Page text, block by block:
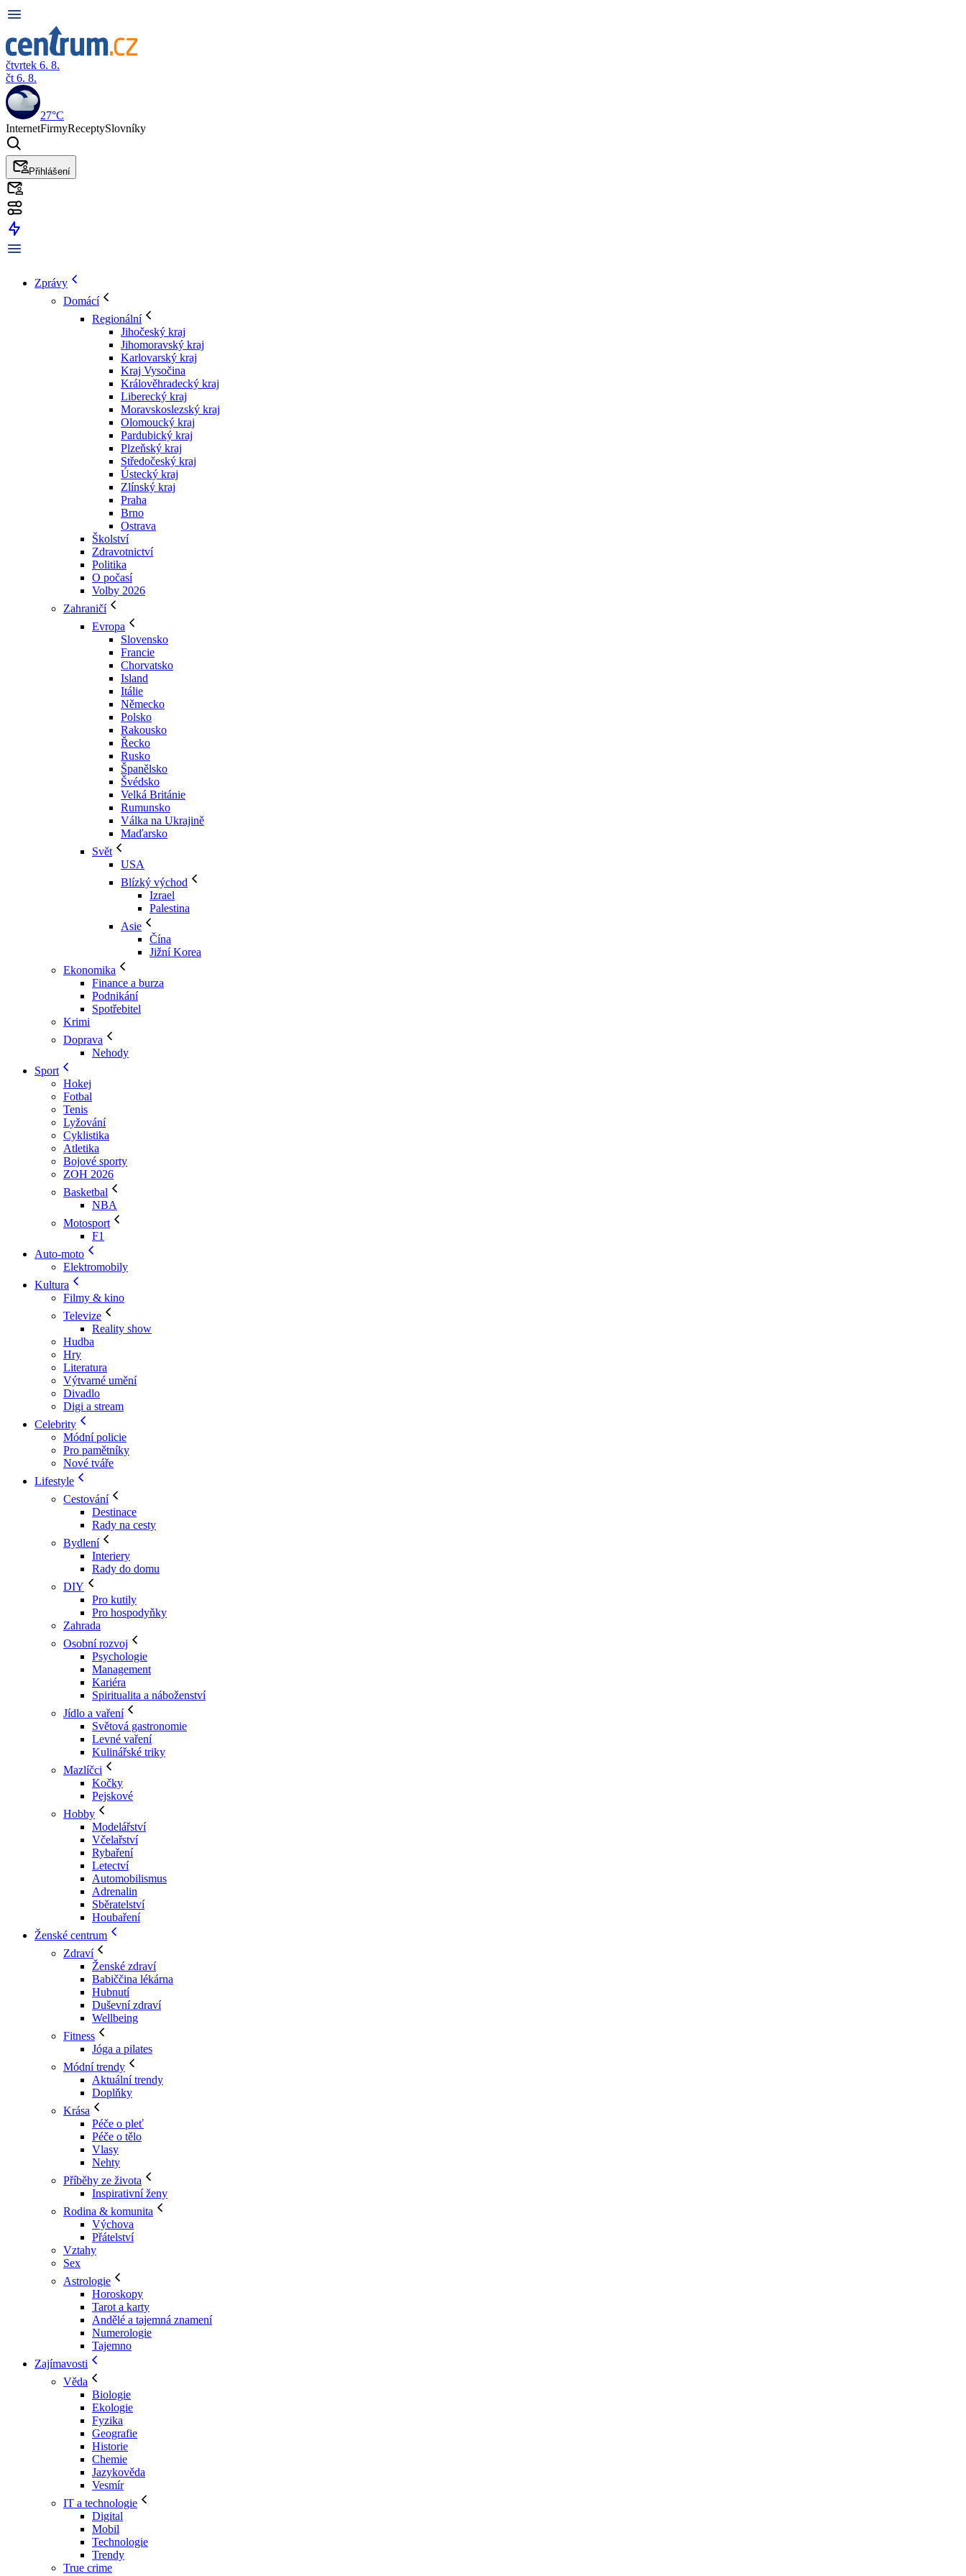
čtvrtek 6. 8.
čt 6. 8.
27°C
InternetFirmyReceptySlovníky
Přihlášení
Zprávy
Domácí
Regionální
Jihočeský kraj
Jihomoravský kraj
Karlovarský kraj
Kraj Vysočina
Králověhradecký kraj
Liberecký kraj
Moravskoslezský kraj
Olomoucký kraj
Pardubický kraj
Plzeňský kraj
Středočeský kraj
Ústecký kraj
Zlínský kraj
Praha
Brno
Ostrava
Školství
Zdravotnictví
Politika
O počasí
Volby 2026
Zahraničí
Evropa
Slovensko
Francie
Chorvatsko
Island
Itálie
Německo
Polsko
Rakousko
Řecko
Rusko
Španělsko
Švédsko
Velká Británie
Rumunsko
Válka na Ukrajině
Maďarsko
Svět
USA
Blízký východ
Izrael
Palestina
Asie
Čína
Jižní Korea
Ekonomika
Finance a burza
Podnikání
Spotřebitel
Krimi
Doprava
Nehody
Sport
Hokej
Fotbal
Tenis
Lyžování
Cyklistika
Atletika
Bojové sporty
ZOH 2026
Basketbal
NBA
Motosport
F1
Auto-moto
Elektromobily
Kultura
Filmy & kino
Televize
Reality show
Hudba
Hry
Literatura
Výtvarné umění
Divadlo
Digi a stream
Celebrity
Módní policie
Pro pamětníky
Nové tváře
Lifestyle
Cestování
Destinace
Rady na cesty
Bydlení
Interiery
Rady do domu
DIY
Pro kutily
Pro hospodyňky
Zahrada
Osobní rozvoj
Psychologie
Management
Kariéra
Spiritualita a náboženství
Jídlo a vaření
Světová gastronomie
Levné vaření
Kulinářské triky
Mazlíčci
Kočky
Pejskové
Hobby
Modelářství
Včelařství
Rybaření
Letectví
Automobilismus
Adrenalin
Sběratelství
Houbaření
Ženské centrum
Zdraví
Ženské zdraví
Babiččina lékárna
Hubnutí
Duševní zdraví
Wellbeing
Fitness
Jóga a pilates
Módní trendy
Aktuální trendy
Doplňky
Krása
Péče o pleť
Péče o tělo
Vlasy
Nehty
Příběhy ze života
Inspirativní ženy
Rodina & komunita
Výchova
Přátelství
Vztahy
Sex
Astrologie
Horoskopy
Tarot a karty
Andělé a tajemná znamení
Numerologie
Tajemno
Zajímavosti
Věda
Biologie
Ekologie
Fyzika
Geografie
Historie
Chemie
Jazykověda
Vesmír
IT a technologie
Digital
Mobil
Technologie
Trendy
True crime